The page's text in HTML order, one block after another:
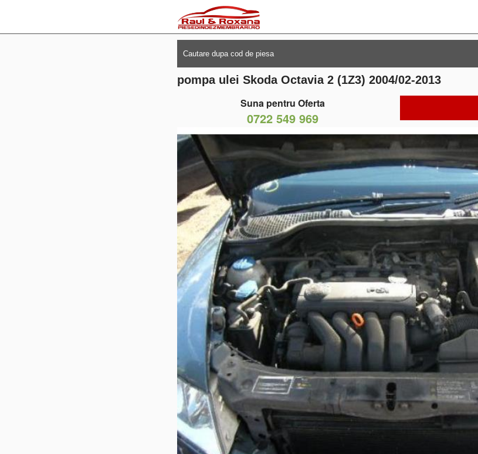
pompa ulei Skoda Octavia 2 (1Z3) 2004/02-2013
Suna pentru Oferta
0722 549 969